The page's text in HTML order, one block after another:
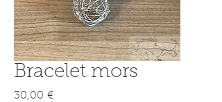
Bracelet mors
30,00 €Prix